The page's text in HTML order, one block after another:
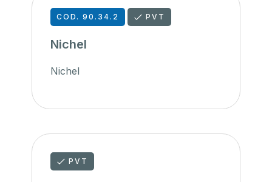
COD. 90.34.2 PVT
Nichel
Nichel
PVT